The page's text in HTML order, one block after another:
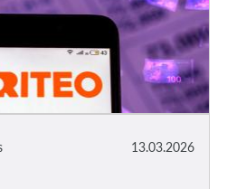
13.03.2026